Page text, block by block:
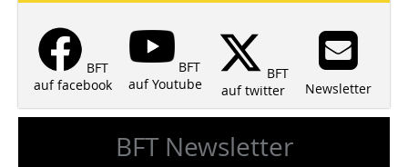
BFT
auf facebook
BFT
auf Youtube
BFT
auf twitter
Newsletter
BFT Newsletter